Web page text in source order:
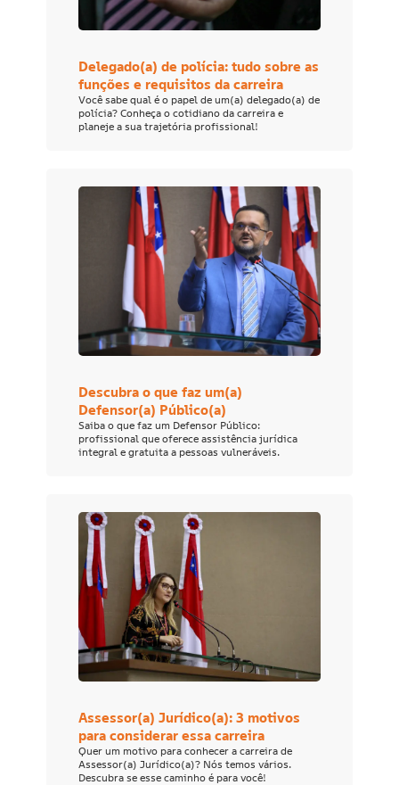
Delegado(a) de polícia: tudo sobre as
funções e requisitos da carreira
Você sabe qual é o papel de um(a) delegado(a) de
polícia? Conheça o cotidiano da carreira e
planeje a sua trajetória profissional!
Descubra o que faz um(a)
Defensor(a) Público(a)
Saiba o que faz um Defensor Público:
profissional que oferece assistência jurídica
integral e gratuita a pessoas vulneráveis.
Assessor(a) Jurídico(a): 3 motivos
para considerar essa carreira
Quer um motivo para conhecer a carreira de
Assessor(a) Jurídico(a)? Nós temos vários.
Descubra se esse caminho é para você!